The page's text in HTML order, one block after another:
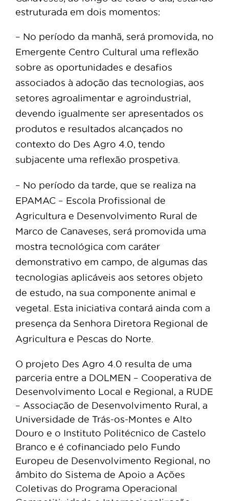
estruturada em dois momentos:
– No período da manhã, será promovida, no
Emergente Centro Cultural uma reflexão
sobre as oportunidades e desafios
associados à adoção das tecnologias, aos
setores agroalimentar e agroindustrial,
devendo igualmente ser apresentados os
produtos e resultados alcançados no
contexto do Des Agro 4.0, tendo
subjacente uma reflexão prospetiva.
– No período da tarde, que se realiza na
EPAMAC – Escola Profissional de
Agricultura e Desenvolvimento Rural de
Marco de Canaveses, será promovida uma
mostra tecnológica com caráter
demonstrativo em campo, de algumas das
tecnologias aplicáveis aos setores objeto
de estudo, na sua componente animal e
vegetal. Esta iniciativa contará ainda com a
presença da Senhora Diretora Regional de
Agricultura e Pescas do Norte.
O projeto Des Agro 4.0 resulta de uma
parceria entre a DOLMEN – Cooperativa de
Desenvolvimento Local e Regional, a RUDE
– Associação de Desenvolvimento Rural, a
Universidade de Trás-os-Montes e Alto
Douro e o Instituto Politécnico de Castelo
Branco e é cofinanciado pelo Fundo
Europeu de Desenvolvimento Regional, no
âmbito do Sistema de Apoio a Ações
Coletivas do Programa Operacional